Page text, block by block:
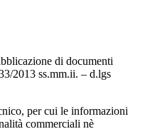
di documenti
2013 ss.mm.ii. – d.lgs
per cui le informazioni
commerciali nè